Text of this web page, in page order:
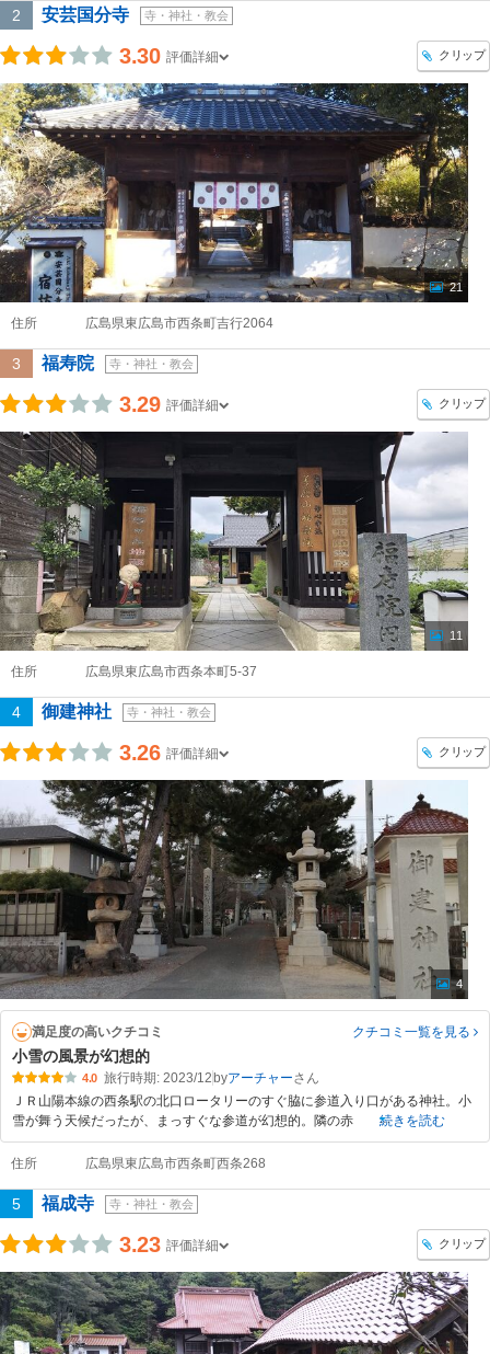
2 安芸国分寺 寺・神社・教会
3.30 評価詳細 クリップ
21
住所 広島県東広島市西条町吉行2064
3 福寿院 寺・神社・教会
3.29 評価詳細 クリップ
11
住所 広島県東広島市西条本町5-37
4 御建神社 寺・神社・教会
3.26 評価詳細 クリップ
4
満足度の高いクチコミ クチコミ一覧を見る
小雪の風景が幻想的
4.0 旅行時期: 2023/12 byアーチャー
ＪＲ山陽本線の西条駅の北口ロータリーのすぐ脇に参道入り口がある神社。小
雪が舞う天候だったが、まっすぐな参道が幻想的。隣の赤
続きを読む
住所 広島県東広島市西条町西条268
5 福成寺 寺・神社・教会
3.23 評価詳細 クリップ